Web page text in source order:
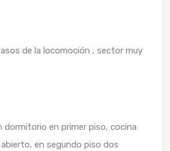
de la locomoción , sector muy
en primer piso, cocina
en segundo piso dos